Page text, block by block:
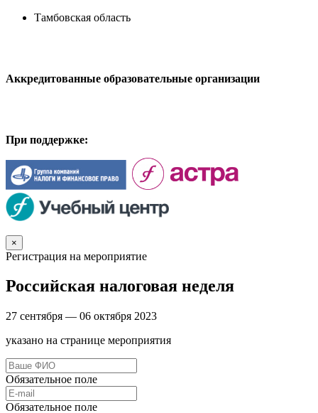
Тамбовская область
Аккредитованные образовательные организации
При поддержке:
×
Регистрация на мероприятие
Российская налоговая неделя
27 сентября — 06 октября 2023
указано на странице мероприятия
Обязательное поле
Обязательное поле